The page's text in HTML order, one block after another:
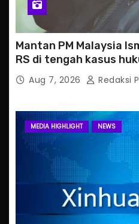
Mantan PM Malaysia
RS di tengah kasus
Aug 7, 2026 Redaksi
MEDIA HIGHLIGHT NEWS